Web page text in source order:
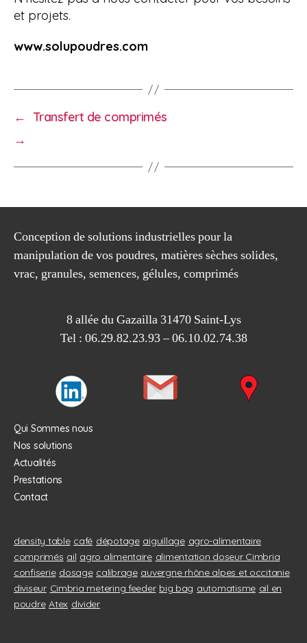
et projets.
www.solupoudres.com
← Transfert de comprimés
→
Conception de solutions industrielles pour la
manipulation de vos poudres, matières sèches solides,
vrac, granules, semences, gélules, comprimés
8 allée du Gazailla 31470 Saint-Lys
Tel : 06.29.82.23.93 – 06.10.02.74.38
Qui Sommes nous
Nos solutions
Actualités
Prestations
Contact
density table café dépotage aiguillage agro-alimentaire
comprimés ail agro alimentaire alimentation doseur Cimbria
confiserie dosage calibrage auvergne rhône alpes et occitanie
diviseur Cimbria metering feeder big bag automatisme ail en
poudre Atex divider